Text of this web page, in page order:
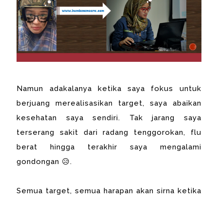
Namun adakalanya ketika saya fokus untuk
berjuang merealisasikan target, saya abaikan
kesehatan saya sendiri. Tak jarang saya
terserang sakit dari radang tenggorokan, flu
berat hingga terakhir saya mengalami
gondongan 😥.
Semua target, semua harapan akan sirna ketika